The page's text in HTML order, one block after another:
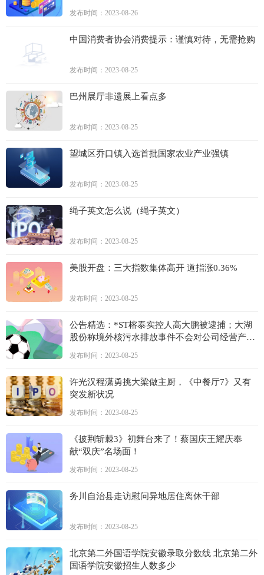
发布时间：2023-08-26
中国消费者协会消费提示：谨慎对待，无需抢购
发布时间：2023-08-25
巴州展厅非遗展上看点多
发布时间：2023-08-25
望城区乔口镇入选首批国家农业产业强镇
发布时间：2023-08-25
绳子英文怎么说（绳子英文）
发布时间：2023-08-25
美股开盘：三大指数集体高开 道指涨0.36%
发布时间：2023-08-25
公告精选：*ST榕泰实控人高大鹏被逮捕；大湖
股份称境外核污水排放事件不会对公司经营产生
发布时间：2023-08-25
许光汉程潇勇挑大梁做主厨，《中餐厅7》又有
突发新状况
发布时间：2023-08-25
《披荆斩棘3》初舞台来了！蔡国庆王耀庆奉
献“双庆”名场面！
发布时间：2023-08-25
务川自治县走访慰问异地居住离休干部
发布时间：2023-08-25
北京第二外国语学院安徽录取分数线 北京第二外
国语学院安徽招生人数多少